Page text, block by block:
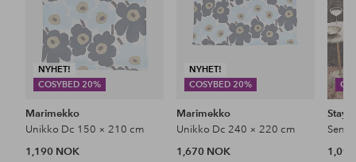
NYHET!
COSYBED 20%
Marimekko
Unikko Dc 150 × 210 cm
1,190 NOK
NYHET!
COSYBED 20%
Marimekko
Unikko Dc 240 × 220 cm
1,670 NOK